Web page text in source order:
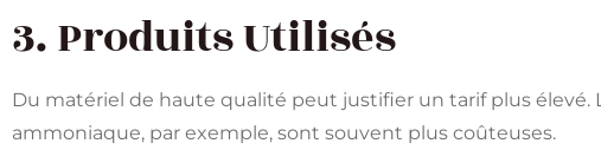
3. Produits Utilisés
Du matériel de haute qualité peut justifier un tarif plus élevé.
ammoniaque, par exemple, sont souvent plus coûteuses.